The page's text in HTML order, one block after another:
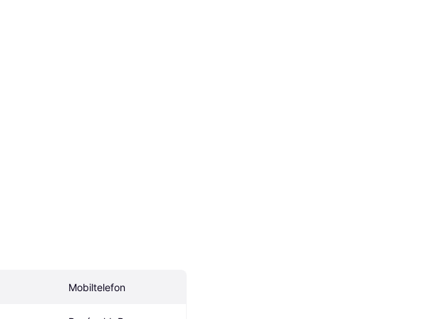
Mobiltelefon